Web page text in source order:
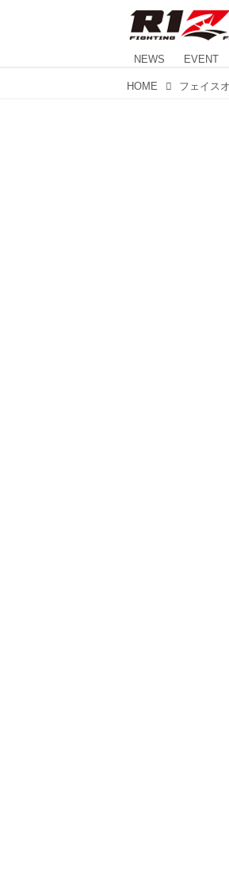
NEWS EVENT
HOME